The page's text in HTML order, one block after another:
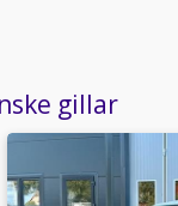
gillar